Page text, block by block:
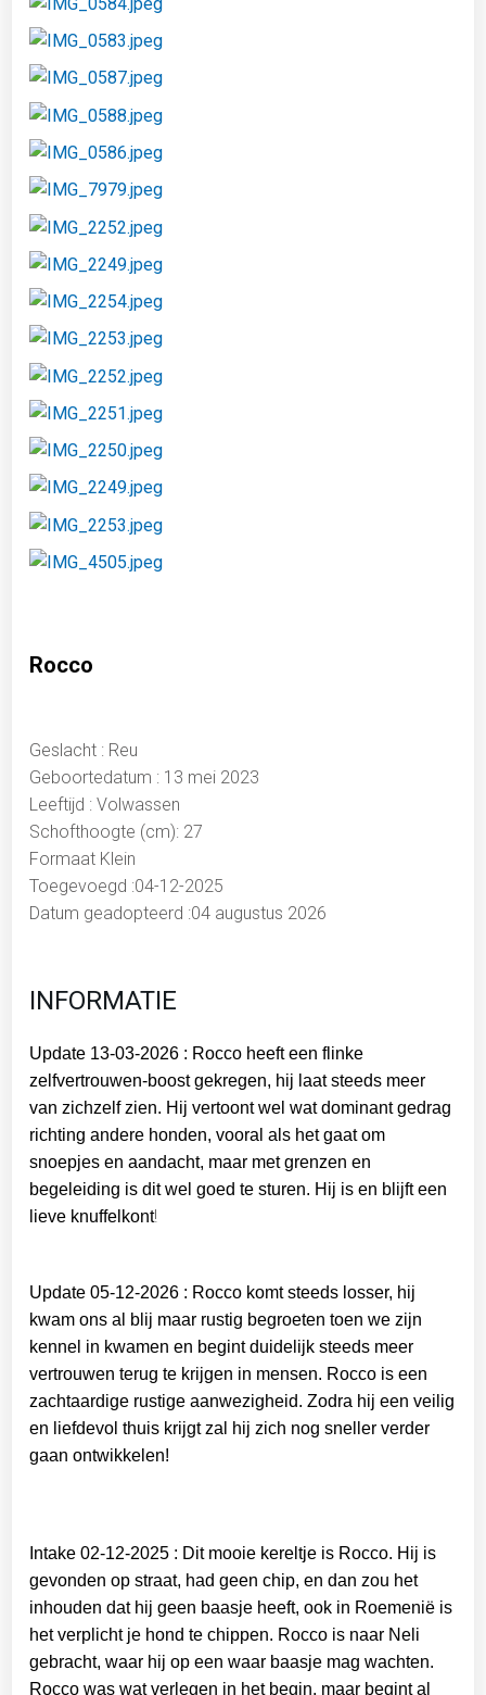
Rocco
Geslacht : Reu
Geboortedatum : 13 mei 2023
Leeftijd : Volwassen
Schofthoogte (cm): 27
Formaat Klein
Toegevoegd :04-12-2025
Datum geadopteerd :04 augustus 2026
INFORMATIE
Update 13-03-2026 : Rocco heeft een flinke
zelfvertrouwen-boost gekregen, hij laat steeds meer
van zichzelf zien. Hij vertoont wel wat dominant gedrag
richting andere honden, vooral als het gaat om
snoepjes en aandacht, maar met grenzen en
begeleiding is dit wel goed te sturen. Hij is en blijft een
lieve knuffelkont!
Update 05-12-2026 : Rocco komt steeds losser, hij
kwam ons al blij maar rustig begroeten toen we zijn
kennel in kwamen en begint duidelijk steeds meer
vertrouwen terug te krijgen in mensen. Rocco is een
zachtaardige rustige aanwezigheid. Zodra hij een veilig
en liefdevol thuis krijgt zal hij zich nog sneller verder
gaan ontwikkelen!
Intake 02-12-2025 : Dit mooie kereltje is Rocco. Hij is
gevonden op straat, had geen chip, en dan zou het
inhouden dat hij geen baasje heeft, ook in Roemenië is
het verplicht je hond te chippen. Rocco is naar Neli
gebracht, waar hij op een waar baasje mag wachten.
Rocco was wat verlegen in het begin, maar begint al